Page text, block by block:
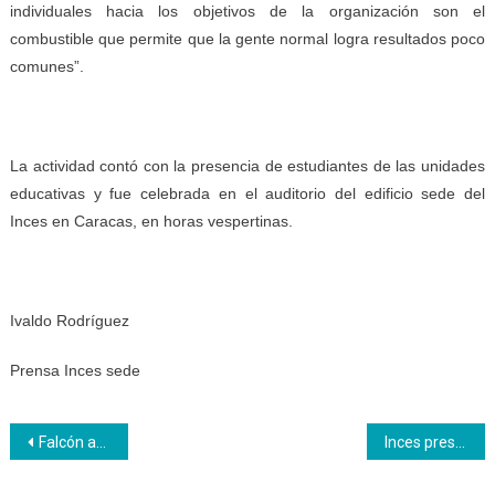
individuales hacia los objetivos de la organización son el
combustible que permite que la gente normal logra resultados poco
comunes”.
La actividad contó con la presencia de estudiantes de las unidades
educativas y fue celebrada en el auditorio del edificio sede del
Inces en Caracas, en horas vespertinas.
Ivaldo Rodríguez
Prensa Inces sede
Navegación
Falcón avanza en la fabricación de 3.000 mesas-sillas escolares